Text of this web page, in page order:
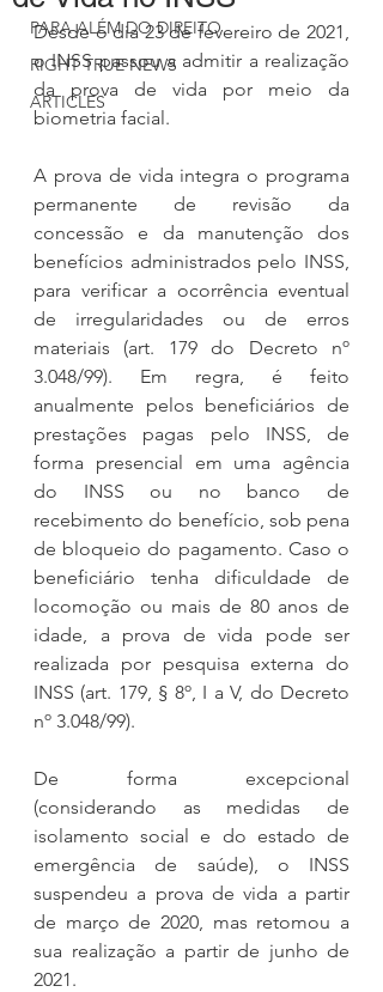
PARA ALÉM DO DIREITO
RIGHT TRUE NEWS
ARTICLES
Desde o dia 23 de fevereiro de 2021,
o INSS passou a admitir a realização
da prova de vida por meio da
biometria facial.
A prova de vida integra o programa
permanente de revisão da
concessão e da manutenção dos
benefícios administrados pelo INSS,
para verificar a ocorrência eventual
de irregularidades ou de erros
materiais (art. 179 do Decreto nº
3.048/99). Em regra, é feito
anualmente pelos beneficiários de
prestações pagas pelo INSS, de
forma presencial em uma agência
do INSS ou no banco de
recebimento do benefício, sob pena
de bloqueio do pagamento. Caso o
beneficiário tenha dificuldade de
locomoção ou mais de 80 anos de
idade, a prova de vida pode ser
realizada por pesquisa externa do
INSS (art. 179, § 8º, I a V, do Decreto
nº 3.048/99).
De forma excepcional
(considerando as medidas de
isolamento social e do estado de
emergência de saúde), o INSS
suspendeu a prova de vida a partir
de março de 2020, mas retomou a
sua realização a partir de junho de
2021.